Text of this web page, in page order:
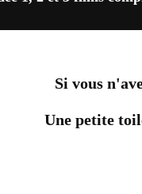
Si vous
Une petite